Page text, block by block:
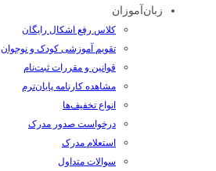
زبان‌آموزان
کلاس رفع اشکال رایگان
تقویم آموزشی کودک و نوجوان
قوانین و مقررات ثبت‌نام
مشاهده کارنامه پایان‌ترم
انواع تخفیف‌ها
درخواست صدور مدرک
استعلام مدرک
سوالات متداول